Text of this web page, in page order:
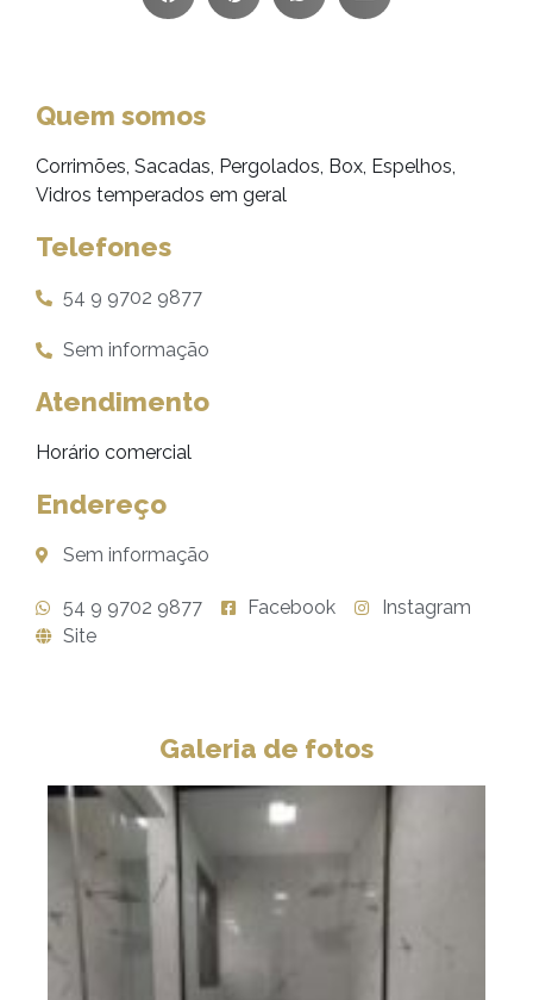
Quem somos
Corrimões, Sacadas, Pergolados, Box, Espelhos,
Vidros temperados em geral
Telefones
54 9 9702 9877
Sem informação
Atendimento
Horário comercial
Endereço
Sem informação
54 9 9702 9877 Facebook
Instagram
Site
Galeria de fotos